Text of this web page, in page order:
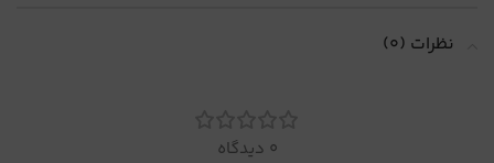
نظرات (0)
0 دیدگاه